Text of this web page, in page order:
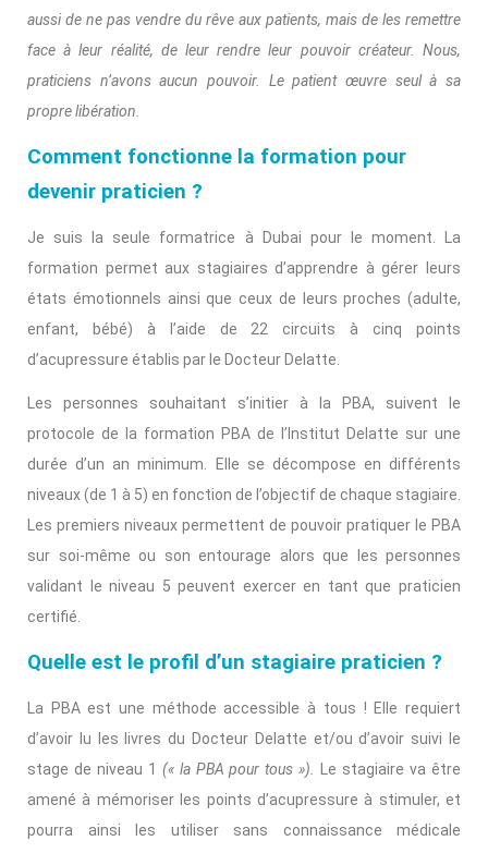
aussi de ne pas vendre du rêve aux patients, mais de les remettre
face à leur réalité, de leur rendre leur pouvoir créateur. Nous,
praticiens n’avons aucun pouvoir. Le patient œuvre seul à sa
propre libération.
Comment fonctionne la formation pour
devenir praticien ?
Je suis la seule formatrice à Dubai pour le moment. La
formation permet aux stagiaires d’apprendre à gérer leurs
états émotionnels ainsi que ceux de leurs proches (adulte,
enfant, bébé) à l’aide de 22 circuits à cinq points
d’acupressure établis par le Docteur Delatte.
Les personnes souhaitant s’initier à la PBA, suivent le
protocole de la formation PBA de l’Institut Delatte sur une
durée d’un an minimum. Elle se décompose en différents
niveaux (de 1 à 5) en fonction de l’objectif de chaque stagiaire.
Les premiers niveaux permettent de pouvoir pratiquer le PBA
sur soi-même ou son entourage alors que les personnes
validant le niveau 5 peuvent exercer en tant que praticien
certifié.
Quelle est le profil d’un stagiaire praticien ?
La PBA est une méthode accessible à tous ! Elle requiert
d’avoir lu les livres du Docteur Delatte et/ou d’avoir suivi le
stage de niveau 1 (« la PBA pour tous »). Le stagiaire va être
amené à mémoriser les points d’acupressure à stimuler, et
pourra ainsi les utiliser sans connaissance médicale